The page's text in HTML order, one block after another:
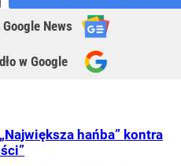
Google News
w Google
hańba” kontra